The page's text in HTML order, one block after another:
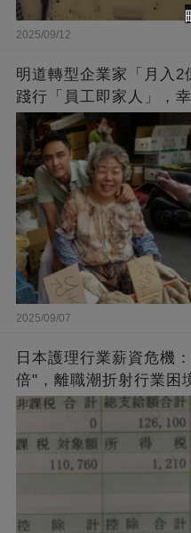
2025/09/12
明道轉型企業家「月入
踐行「員工即家人」，
闆的福報
2025/09/07
日本護理行業薪資危機
倍"，離職潮折射行業困